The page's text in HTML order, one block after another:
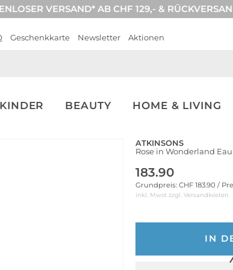
VERSAND* AB CHF 129,- &
Geschenkkarte Newsletter Aktionen
KINDER BEAUTY HOME & LIVING
ATKINSONS
Rose in Wonderland
183.90
Grundpreis: CHF 183.90 /
inkl. Mwst zzgl. Versandkosten
IN